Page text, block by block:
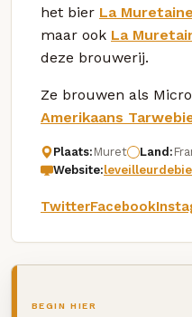
het bier La
maar ook La
deze brouwerij.
Ze brouwen als
Amerikaans
Plaats: Muret Land:
Website:
TwitterFacebook
BEGIN HIER